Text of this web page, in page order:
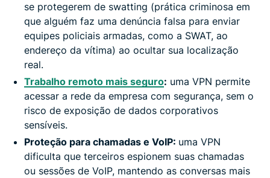
se protegerem de swatting (prática criminosa em
que alguém faz uma denúncia falsa para enviar
equipes policiais armadas, como a SWAT, ao
endereço da vítima) ao ocultar sua localização
real.
Trabalho remoto mais seguro: uma VPN permite
acessar a rede da empresa com segurança, sem o
risco de exposição de dados corporativos
sensíveis.
Proteção para chamadas e VoIP: uma VPN
dificulta que terceiros espionem suas chamadas
ou sessões de VoIP, mantendo as conversas mais